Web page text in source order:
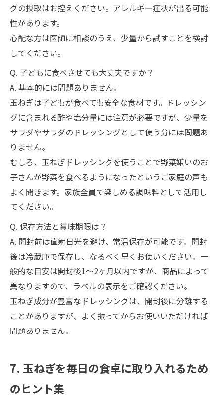
グの摂取はお控えください。アレルギー症状が出る可能
性があります。
心配な方は医師に相談のうえ、少量から試すことを検討
してください。
Q. 子どもに食べさせても大丈夫ですか？
A. 基本的には問題ありません。
玉ねぎは子どもが食べても安全な食材です。ドレッシン
グに含まれる酢や塩分量には注意が必要ですが、少量を
サラダやサラダのドレッシングとして使う分には問題あ
りません。
むしろ、玉ねぎドレッシングを使うことで野菜嫌いのお
子さんが野菜を食べるようになったというご家庭の声も
よく聞きます。家族全員で楽しめる調味料として活用し
てください。
Q. 保存方法と賞味期限は？
A. 開封前は直射日光を避け、常温保存が可能です。開封
後は冷蔵庫で保存し、なるべく早くお使いください。一
般的な目安は開封後1〜2ヶ月以内ですが、商品によって
異なりますので、ラベルの表示をご確認ください。
玉ねぎ成分が豊富なドレッシングは、開封後に分離する
ことがありますが、よく振ってからお使いいただければ
問題ありません。
7. 玉ねぎを毎日の食卓に取り入れるため
のヒント集